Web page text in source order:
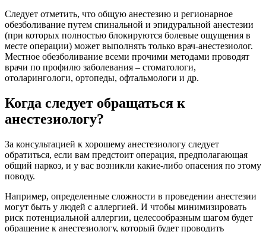
Следует отметить, что общую анестезию и регионарное
обезболивание путем спинальной и эпидуральной анестезии
(при которых полностью блокируются болевые ощущения в
месте операции) может выполнять только врач-анестезиолог.
Местное обезболивание всеми прочими методами проводят
врачи по профилю заболевания – стоматологи,
отоларингологи, ортопеды, офтальмологи и др.
Когда следует обращаться к
анестезиологу?
За консультацией к хорошему анестезиологу следует
обратиться, если вам предстоит операция, предполагающая
общий наркоз, и у вас возникли какие-либо опасения по этому
поводу.
Например, определенные сложности в проведении анестезии
могут быть у людей с аллергией. И чтобы минимизировать
риск потенциальной аллергии, целесообразным шагом будет
обращение к анестезиологу, который будет проводить